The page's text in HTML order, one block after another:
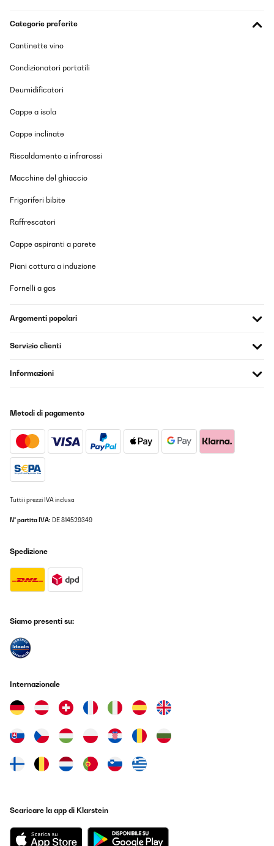
Categorie preferite
Cantinette vino
Condizionatori portatili
Deumidificatori
Cappe a isola
Cappe inclinate
Riscaldamento a infrarossi
Macchine del ghiaccio
Frigoriferi bibite
Raffrescatori
Cappe aspiranti a parete
Piani cottura a induzione
Fornelli a gas
Argomenti popolari
Servizio clienti
Informazioni
Metodi di pagamento
Tutti i prezzi IVA inclusa
N° partita IVA: DE 814529349
Spedizione
Siamo presenti su:
Internazionale
Scaricare la app di Klarstein